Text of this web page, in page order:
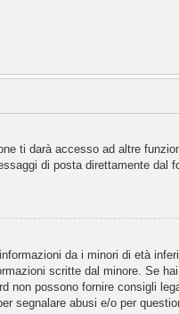
ti darà accesso ad altre
di posta direttamente dal
da i minori di età
scritte dal minore. Se
non possono fornire consigli
segnalare abusi e/o per